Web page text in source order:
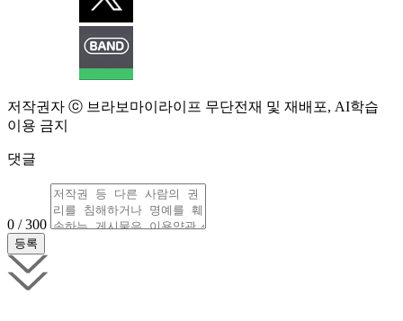
저작권자 ⓒ 브라보마이라이프 무단전재 및 재배포, AI학습
이용 금지
댓글
0 / 300